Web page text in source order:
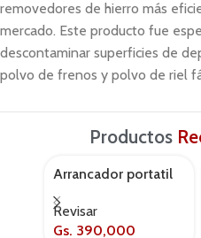
removedores de hierro más
mercado. Este producto fue
descontaminar superficies de
polvo de frenos y polvo de riel
Productos
Arrancador portatil
de bateria
Revisar
Gs. 390,000